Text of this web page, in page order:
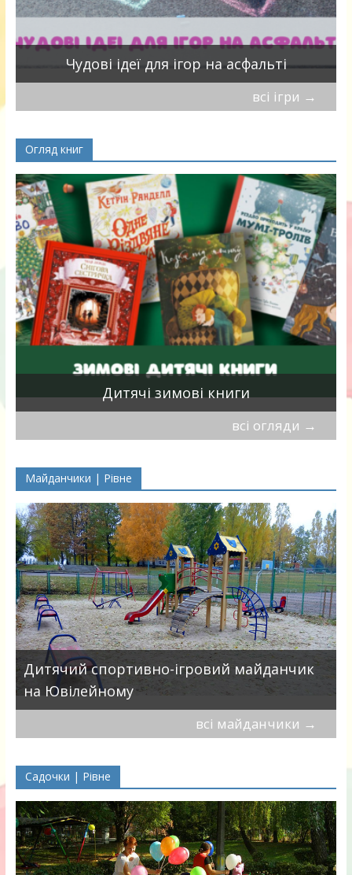
Чудові ідеї для ігор на асфальті
всі ігри →
Огляд книг
Дитячі зимові книги
всі огляди →
Майданчики | Рівне
Дитячий спортивно-ігровий майданчик
на Ювілейному
всі майданчики →
Садочки | Рівне